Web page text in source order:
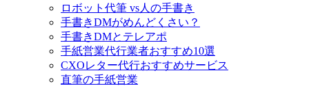
ロボット代筆 vs人の手書き
手書きDMがめんどくさい？
手書きDMとテレアポ
手紙営業代行業者おすすめ10選
CXOレター代行おすすめサービス
直筆の手紙営業